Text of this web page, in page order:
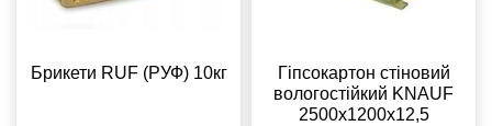
Брикети RUF (РУФ) 10кг
Гіпсокартон стіновий
вологостійкий KNAUF
2500х1200х12,5